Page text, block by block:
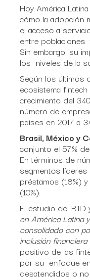
Hoy América
cómo la adopción
el acceso a
entre poblaciones
Sin embargo, su
los niveles de la
Según los últimos
ecosistema
crecimiento del
número de
países en 2017 a
Brasil, México y
conjunto el 57%
En términos de
segmentos
préstamos (18%)
(10%).
El estudio del BID
en América Latina
consolidado con
inclusión
positivo de las
por su enfoque
desatendidos o